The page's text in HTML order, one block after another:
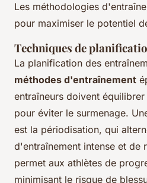
Les méthodologies
pour maximiser le potentiel
Techniques de
La planification des
méthodes d'entraînement
entraîneurs doivent
pour éviter le surmenage.
est la périodisation, qui
d'entraînement intense et de
permet aux athlètes de
minimisant le risque de